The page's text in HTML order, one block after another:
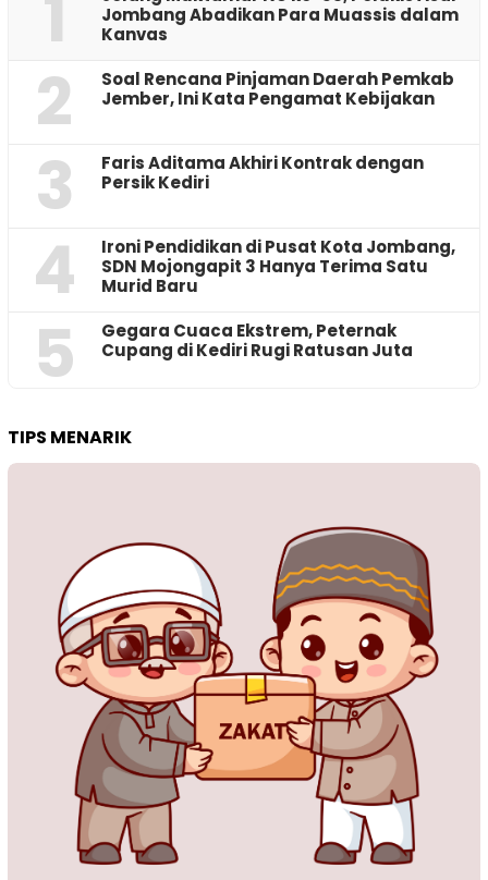
Jombang Abadikan Para Muassis dalam
Kanvas
2
‎Soal Rencana Pinjaman Daerah Pemkab
Jember, Ini Kata Pengamat Kebijakan ‎
3
Faris Aditama Akhiri Kontrak dengan
Persik Kediri
4
Ironi Pendidikan di Pusat Kota Jombang,
SDN Mojongapit 3 Hanya Terima Satu
Murid Baru
5
‎Gegara Cuaca Ekstrem, Peternak
Cupang di Kediri Rugi Ratusan Juta
TIPS MENARIK